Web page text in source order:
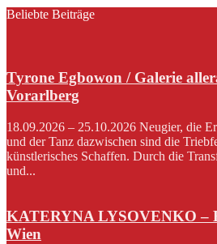
Beliebte Beiträge
Tyrone Egbowon / Galerie
Vorarlberg
18.09.2026 – 25.10.2026 Neugier, die
und der Tanz dazwischen sind die
künstlerisches Schaffen. Durch die
und...
KATERYNA LYSOVENKO –
Wien